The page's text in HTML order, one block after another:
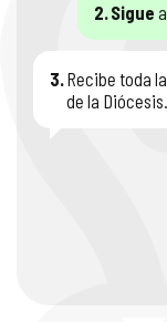
2.Sigue
3.Recibe toda la
de la Diócesis.